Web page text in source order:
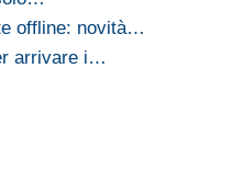
offline: novità…
arrivare i…